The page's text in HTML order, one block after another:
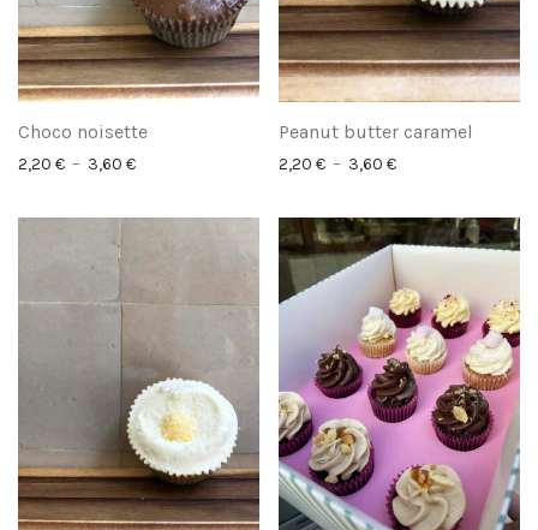
Choco noisette
2,20 € – 3,60 €Plage de prix : 2,20 € à 3,60 €
Peanut butter caramel
2,20 € – 3,60 €Plage de prix :